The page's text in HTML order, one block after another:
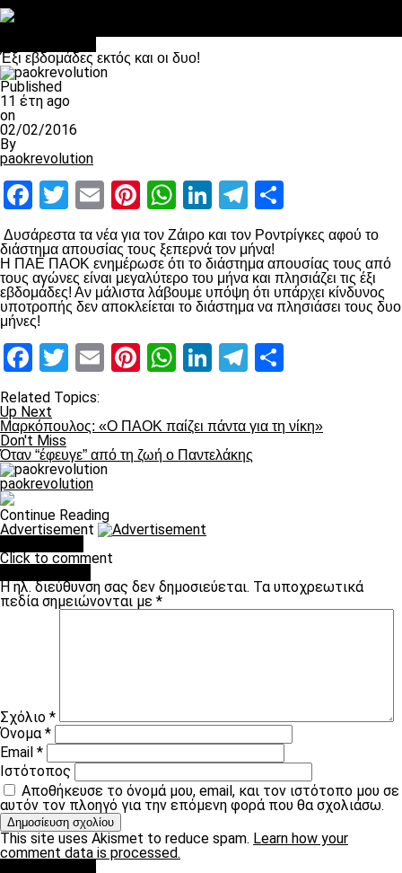
Έξι εβδομάδες εκτός και οι δυο!
Published
11 έτη ago
on
02/02/2016
By
paokrevolution
Facebook
Twitter
EmailPinterest
WhatsApp
LinkedIn
Telegram
Δυσάρεστα τα νέα για τον Ζάιρο και τον Ροντρίγκες αφού το
διάστημα απουσίας τους ξεπερνά τον μήνα!
Η ΠΑΕ ΠΑΟΚ ενημέρωσε ότι το διάστημα απουσίας τους από
τους αγώνες είναι μεγαλύτερο του μήνα και πλησιάζει τις έξι
εβδομάδες! Αν μάλιστα λάβουμε υπόψη ότι υπάρχει κίνδυνος
υποτροπής δεν αποκλείεται το διάστημα να πλησιάσει τους δυο
μήνες!
Facebook
Twitter
EmailPinterest
WhatsApp
LinkedIn
Telegram
Related Topics:
Up Next
Μαρκόπουλος: «Ο ΠΑΟΚ παίζει πάντα για τη νίκη»
Don't Miss
Όταν “έφευγε” από τη ζωή ο Παντελάκης
paokrevolution
Continue Reading
Advertisement
Click to comment
Η ηλ. διεύθυνση σας δεν δημοσιεύεται. Τα υποχρεωτικά
πεδία σημειώνονται με *
Σχόλιο *
Όνομα*
Email *
Ιστότοπος
Αποθήκευσε το όνομά μου, email, και τον ιστότοπο μου σε
αυτόν τον πλοηγό για την επόμενη φορά που θα σχολιάσω.
This site uses Akismet to reduce spam. Learn how your
comment data is processed.